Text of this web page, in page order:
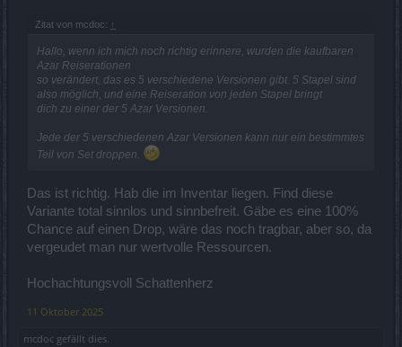
Zitat von mcdoc: ↑
Hallo, wenn ich mich noch richtig erinnere, wurden die kaufbaren
Azar Reiserationen
so verändert, das es 5 verschiedene Versionen gibt. 5 Stapel sind
also möglich, und eine Reiseration von jeden Stapel bringt
dich zu einer der 5 Azar Versionen.
Jede der 5 verschiedenen Azar Versionen kann nur ein bestimmtes
Teil von Set droppen.
Das ist richtig. Hab die im Inventar liegen. Find diese
Variante total sinnlos und sinnbefreit. Gäbe es eine 100%
Chance auf einen Drop, wäre das noch tragbar, aber so, da
vergeudet man nur wertvolle Ressourcen.
Hochachtungsvoll Schattenherz
11 Oktober 2025
mcdoc gefällt dies.